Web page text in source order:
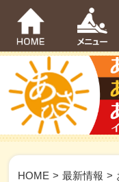
HOME > 最新情報 >